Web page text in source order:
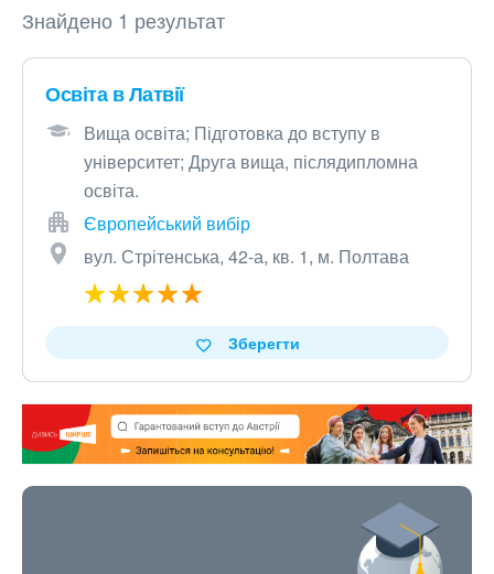
Знайдено 1 результат
Освіта в Латвії
Вища освіта; Підготовка до вступу в
університет; Друга вища, післядипломна
освіта.
Європейський вибір
вул. Стрітенська, 42-а, кв. 1, м. Полтава
Зберегти